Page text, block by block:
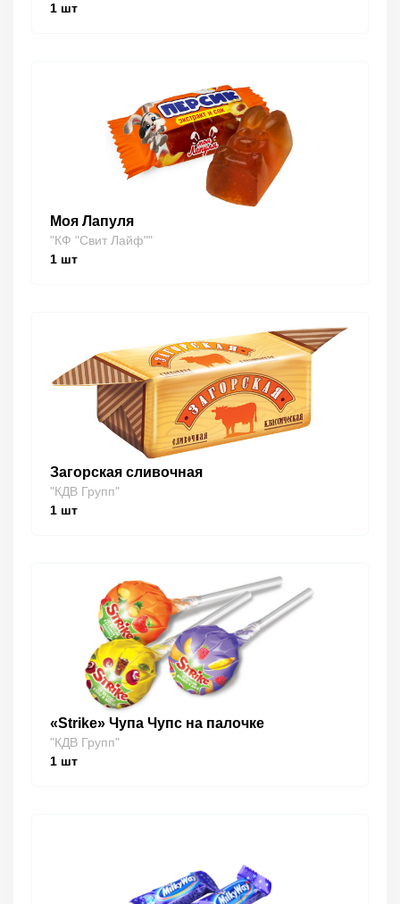
1 шт
Моя Лапуля
"КФ "Свит Лайф""
1 шт
Загорская сливочная
"КДВ Групп"
1 шт
«Strike» Чупа Чупс на палочке
"КДВ Групп"
1 шт